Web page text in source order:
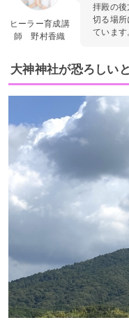
ヒーラー育成講
師 野村香織
拝殿の
切る場
ています
大神神社が恐ろしい